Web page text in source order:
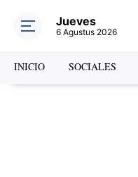
Jueves
6 Agustus 2026
INICIO SOCIALES